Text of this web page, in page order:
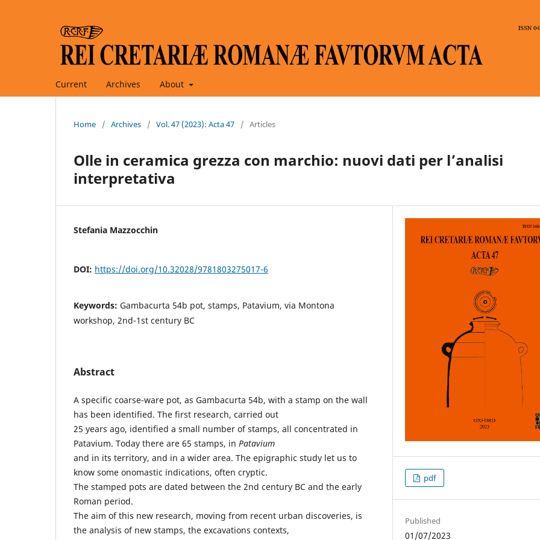
Current Archives About
Home / Archives / Vol. 47 (2023): Acta 47 / Articles
Olle in ceramica grezza con marchio: nuovi dati per l’analisi
interpretativa
Stefania Mazzocchin
DOI: https://doi.org/10.32028/9781803275017-6
Keywords: Gambacurta 54b pot, stamps, Patavium, via Montona
workshop, 2nd-1st century BC
Abstract
A specific coarse-ware pot, as Gambacurta 54b, with a stamp on the wall
has been identified. The first research, carried out
25 years ago, identified a small number of stamps, all concentrated in
Patavium. Today there are 65 stamps, in Patavium
and in its territory, and in a wider area. The epigraphic study let us to
know some onomastic indications, often cryptic.
The stamped pots are dated between the 2nd century BC and the early
Roman period.
The aim of this new research, moving from recent urban discoveries, is
the analysis of new stamps, the excavations contexts,
pdf
Published
01/07/2023